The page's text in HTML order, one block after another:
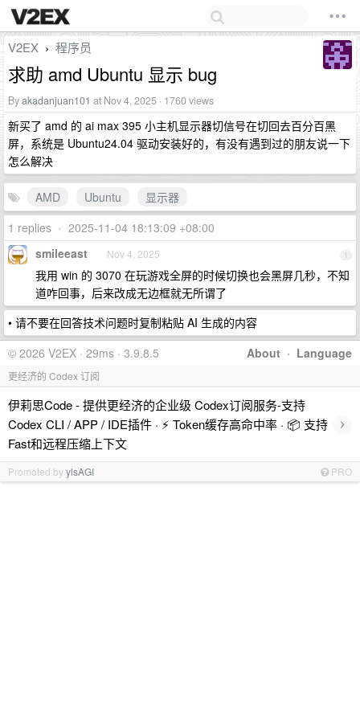
V2EX › 程序员
求助 amd Ubuntu 显示 bug
Byakadanjuan101 at Nov 4, 2025 · 1760 views
新买了 amd 的 ai max 395 小主机显示器切信号在切回去百分百黑
屏，系统是 Ubuntu24.04 驱动安装好的，有没有遇到过的朋友说一下
怎么解决
AMD Ubuntu
显示器
1 replies • 2025-11-04 18:13:09 +08:00
1
smileeast Nov 4, 2025
我用 win 的 3070 在玩游戏全屏的时候切换也会黑屏几秒，不知
道咋回事，后来改成无边框就无所谓了
• 请不要在回答技术问题时复制粘贴 AI 生成的内容
About · Language
© 2026 V2EX · 29ms · 3.9.8.5
更经济的 Codex 订阅
伊莉思Code - 提供更经济的企业级 Codex订阅服务-支持
Codex CLI / APP / IDE插件 · ⚡️ Token缓存高命中率 · 📦 支持
Fast和远程压缩上下文
›
Promoted byylsAGI PRO